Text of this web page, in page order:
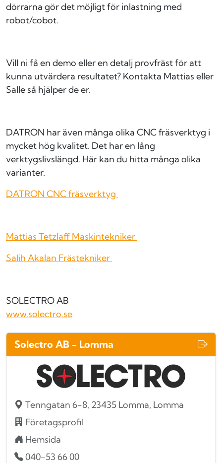
dörrarna gör det möjligt för inlastning med
robot/cobot.
Vill ni få en demo eller en detalj provfräst för att
kunna utvärdera resultatet? Kontakta Mattias eller
Salle så hjälper de er.
DATRON har även många olika CNC fräsverktyg i
mycket hög kvalitet. Det har en lång
verktygslivslängd. Här kan du hitta många olika
varianter.
DATRON CNC fräsverktyg
Mattias Tetzlaff Maskintekniker
Salih Akalan Frästekniker
SOLECTRO AB
www.solectro.se
Solectro AB - Lomma
Tenngatan 6-8, 23435 Lomma, Lomma
Företagsprofil
Hemsida
040-53 66 00